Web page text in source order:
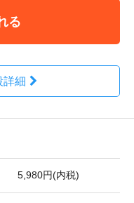
る
詳細
5,980円(内税)